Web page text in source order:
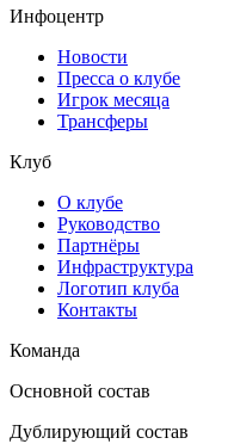
Инфоцентр
Новости
Пресса о клубе
Игрок месяца
Трансферы
Клуб
О клубе
Руководство
Партнёры
Инфраструктура
Логотип клуба
Контакты
Команда
Основной состав
Дублирующий состав